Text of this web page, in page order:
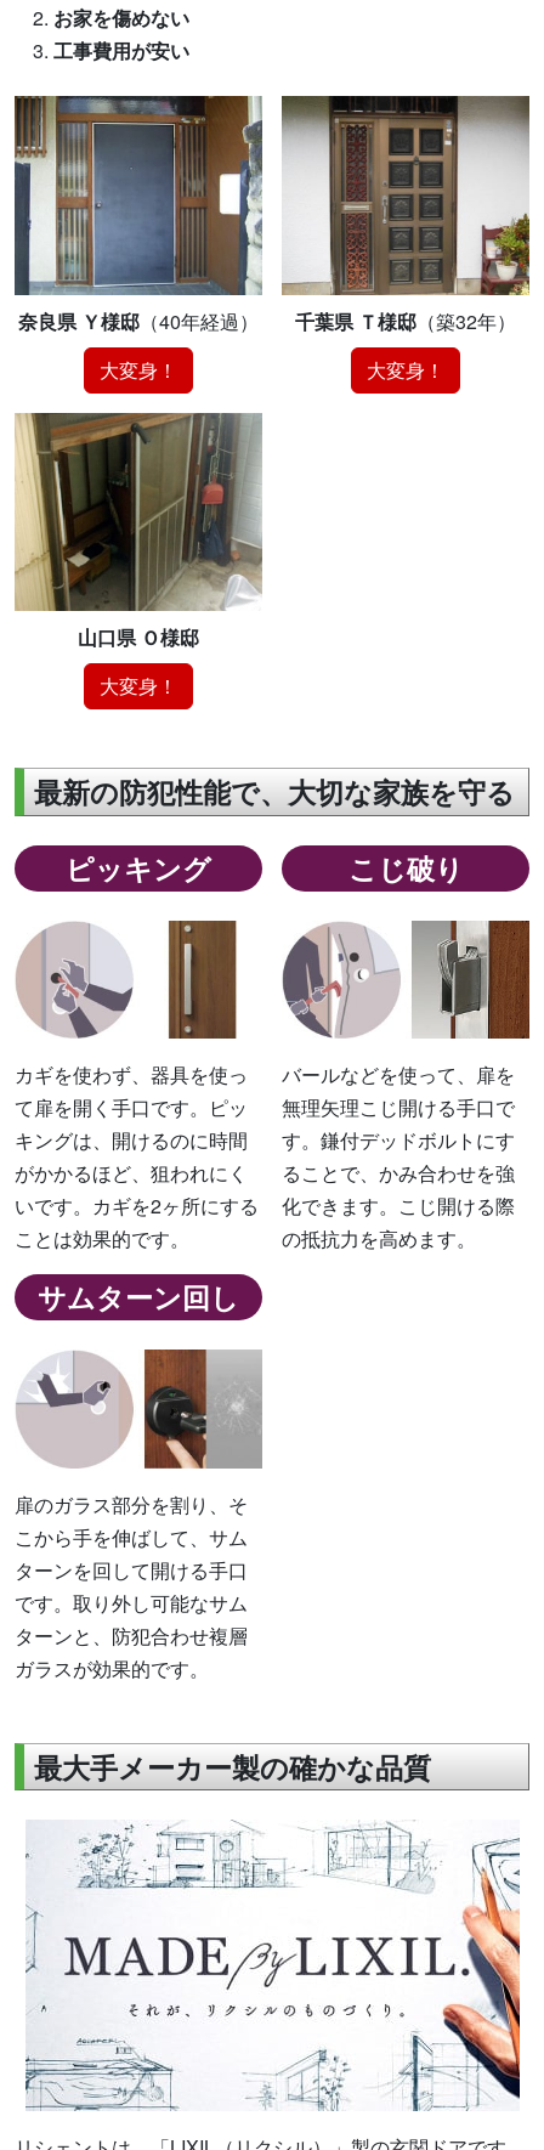
お家を傷めない
工事費用が安い
奈良県 Ｙ様邸 （40年経過）
大変身！
千葉県 Ｔ様邸 （築32年）
大変身！
山口県 Ｏ様邸
大変身！
最新の防犯性能で、大切な家族を守る
ピッキング
カギを使わず、器具を使っ
て扉を開く手口です。ピッ
キングは、開けるのに時間
がかかるほど、狙われにく
いです。カギを2ヶ所にする
ことは効果的です。
こじ破り
バールなどを使って、扉を
無理矢理こじ開ける手口で
す。鎌付デッドボルトにす
ることで、かみ合わせを強
化できます。こじ開ける際
の抵抗力を高めます。
サムターン回し
扉のガラス部分を割り、そ
こから手を伸ばして、サム
ターンを回して開ける手口
です。取り外し可能なサム
ターンと、防犯合わせ複層
ガラスが効果的です。
最大手メーカー製の確かな品質